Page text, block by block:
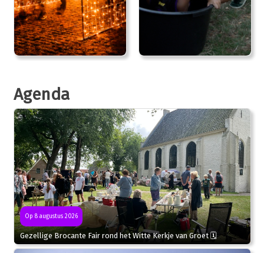
Agenda
Op 8 augustus 2026
Gezellige Brocante Fair rond het Witte Kerkje van Groet 🗓